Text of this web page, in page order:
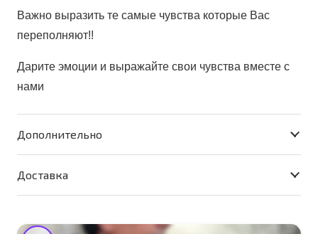
Важно выразить те самые чувства которые Вас
переполняют!!
Дарите эмоции и выражайте свои чувства вместе с
нами
Дополнительно
Доставка